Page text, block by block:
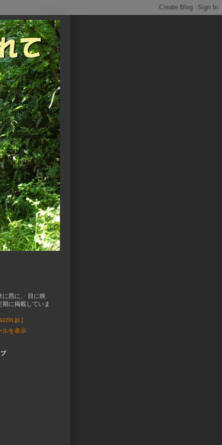
に西に、 目に映
期に掲載していま
]
ルを表示